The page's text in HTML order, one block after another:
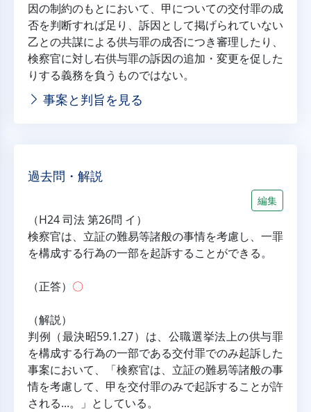
因の制約のもとにおいて、甲についての交付罪の成
否を判断すれば足り、訴因として掲げられていない
乙との共謀による供与罪の成否につき審理したり、
検察官に対し右供与罪の訴因の追加・変更を促した
りする義務を負うものではない。
事案と判旨を見る
過去問・解説
編集
（H24 司法 第26問 イ）
検察官は、立証の難易等諸般の事情を考慮し、一罪
を構成する行為の一部を起訴することができる。
（正答） 〇
（解説）
判例（最決昭59.1.27）は、公職選挙法上の供与罪
を構成する行為の一部である交付罪でのみ起訴した
事案において、「検察官は、立証の難易等諸般の事
情を考慮して、甲を交付罪のみで起訴することが許
される...。」としている。